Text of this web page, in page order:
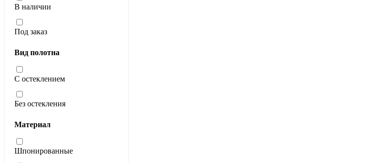
В наличии
Под заказ
Вид полотна
С остеклением
Без остекления
Материал
Шпонированные